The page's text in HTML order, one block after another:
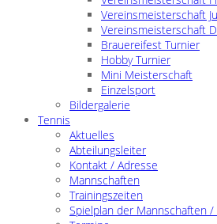
Vereinsmeisterschaft
Vereinsmeisterschaft
Brauereifest Turnier
Hobby Turnier
Mini Meisterschaft
Einzelsport
Bildergalerie
Tennis
Aktuelles
Abteilungsleiter
Kontakt / Adresse
Mannschaften
Trainingszeiten
Spielplan der Mannschaften /